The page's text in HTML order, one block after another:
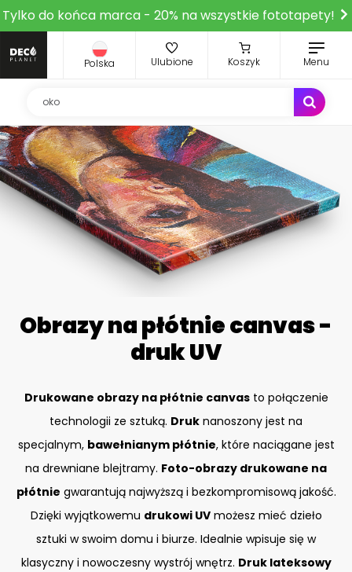
Tylko do końca marca - 20% na wszystkie fototapety!
Polska Ulubione Koszyk Menu
Obrazy na płótnie canvas -
druk UV
Drukowane obrazy na płótnie canvasto połączenie
technologii ze sztuką. Druk nanoszony jest na
specjalnym, bawełnianym płótnie, które naciągane jest
na drewniane blejtramy. Foto-obrazy drukowane na
płótnie gwarantują najwyższą i bezkompromisową jakość.
Dzięki wyjątkowemu drukowi UVmożesz mieć dzieło
sztuki w swoim domu i biurze. Idealnie wpisuje się w
klasyczny i nowoczesny wystrój wnętrz. Druk lateksowy